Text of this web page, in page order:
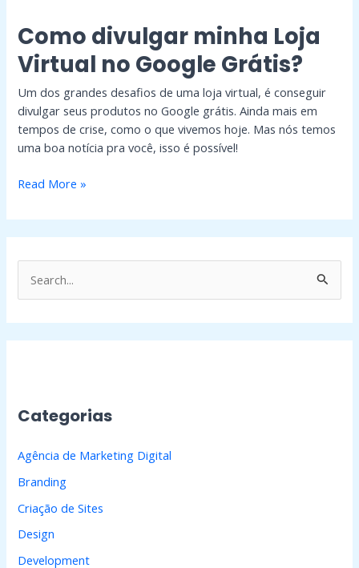
Como divulgar minha Loja
Virtual no Google Grátis?
Um dos grandes desafios de uma loja virtual, é conseguir
divulgar seus produtos no Google grátis. Ainda mais em
tempos de crise, como o que vivemos hoje. Mas nós temos
uma boa notícia pra você, isso é possível!
Read More »
s
p
o
r
:
Categorias
Agência de Marketing Digital
Branding
Criação de Sites
Design
Development